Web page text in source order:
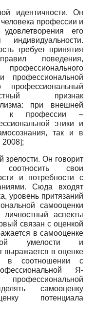
идентичности. Он
человека профессии и
его
требует принятия
поведения,
профессиональной
профессиональный
признак
при внешней
к профессии –
этики и
так и в
2008];
зрелости. Он говорит
свои
и потребности с
Сюда входят
уровень притязаний
самооценки
аспекты
связан с оценкой
в самооценке
умелости и
выражается в оценке
в соотношении с
Я-
самооценку
потенциала